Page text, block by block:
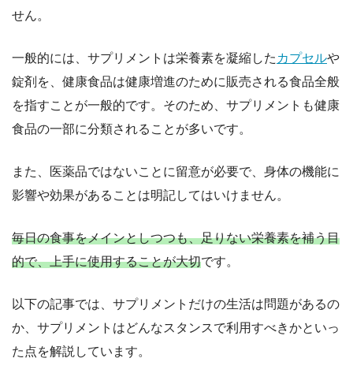
せん。
一般的には、サプリメントは栄養素を凝縮した カプセルや
錠剤を、健康食品は健康増進のために販売される食品全般
を指すことが一般的です。そのため、サプリメントも健康
食品の一部に分類されることが多いです。
また、医薬品ではないことに留意が必要で、身体の機能に
影響や効果があることは明記してはいけません。
毎日の食事をメインとしつつも、足りない栄養素を補う目
的で、上手に使用することが大切です。
以下の記事では、サプリメントだけの生活は問題があるの
か、サプリメントはどんなスタンスで利用すべきかといっ
た点を解説しています。